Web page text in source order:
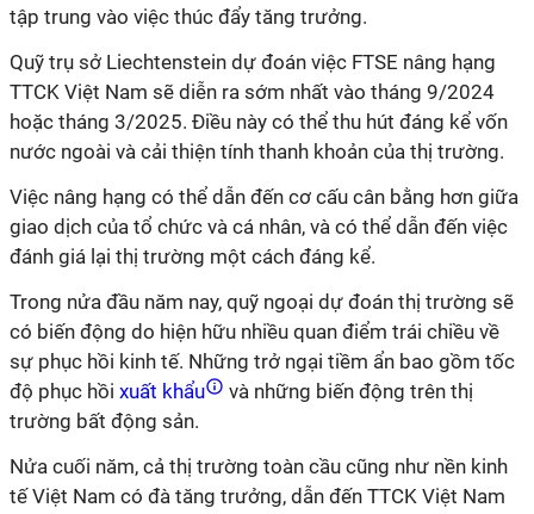
tập trung vào việc thúc đẩy tăng trưởng.
Quỹ trụ sở Liechtenstein dự đoán việc FTSE nâng hạng
TTCK Việt Nam sẽ diễn ra sớm nhất vào tháng 9/2024
hoặc tháng 3/2025. Điều này có thể thu hút đáng kể vốn
nước ngoài và cải thiện tính thanh khoản của thị trường.
Việc nâng hạng có thể dẫn đến cơ cấu cân bằng hơn giữa
giao dịch của tổ chức và cá nhân, và có thể dẫn đến việc
đánh giá lại thị trường một cách đáng kể.
Trong nửa đầu năm nay, quỹ ngoại dự đoán thị trường sẽ
có biến động do hiện hữu nhiều quan điểm trái chiều về
sự phục hồi kinh tế. Những trở ngại tiềm ẩn bao gồm tốc
độ phục hồi xuất khẩu
và những biến động trên thị
trường bất động sản.
Nửa cuối năm, cả thị trường toàn cầu cũng như nền kinh
tế Việt Nam có đà tăng trưởng, dẫn đến TTCK Việt Nam